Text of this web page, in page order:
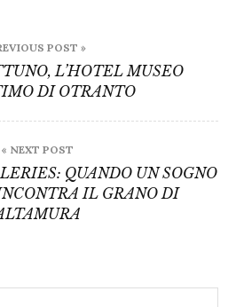
POST »
L’HOTEL MUSEO
DI OTRANTO
« NEXT POST
QUANDO UN SOGNO
IL GRANO DI